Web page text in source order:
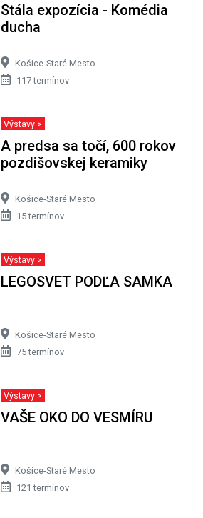
Stála expozícia - Komédia
ducha
Košice-Staré Mesto
117 termínov
Výstavy >
A predsa sa točí, 600 rokov
pozdišovskej keramiky
Košice-Staré Mesto
15 termínov
Výstavy >
LEGOSVET PODĽA SAMKA
Košice-Staré Mesto
75 termínov
Výstavy >
VAŠE OKO DO VESMÍRU
Košice-Staré Mesto
121 termínov